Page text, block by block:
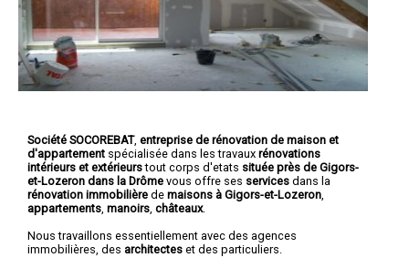
Société SOCOREBAT, entreprise de rénovation de maison et
d'appartement spécialisée dans les travaux rénovations
intérieurs et extérieurstout corps d'etats située près de Gigors-
et-Lozeron dans la Drôme vous offre ses services dans la
rénovation immobilière de maisons à Gigors-et-Lozeron
appartements manoirs châteaux.
Nous travaillons essentiellement avec des agences
immobilières, des architectes et des particuliers.